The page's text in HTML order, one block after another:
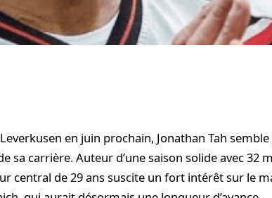
en juin prochain, Jonathan Tah
sa carrière. Auteur d’une saison solide avec 32
central de 29 ans suscite un fort intérêt sur le